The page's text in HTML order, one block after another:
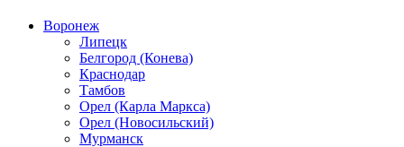
Воронеж
Липецк
Белгород (Конева)
Краснодар
Тамбов
Орел (Карла Маркса)
Орел (Новосильский)
Мурманск